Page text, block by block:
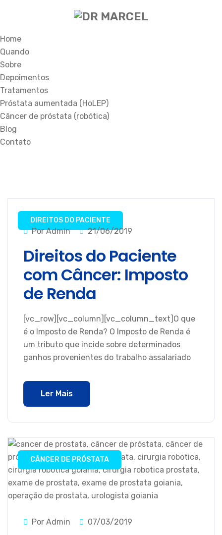
Home
Quando
Sobre
Depoimentos
Tratamentos
Próstata aumentada (HoLEP)
Câncer de próstata (robótica)
Blog
Contato
DIREITOS DO PACIENTE
Por Admin 21/06/2019
Direitos do Paciente
com Câncer: Imposto
de Renda
[vc_row][vc_column][vc_column_text]O que
é o Imposto de Renda? O Imposto de Renda é
um tributo que incide sobre determinados
ganhos provenientes do trabalho assalariado
Ler Mais
CÂNCER DE PRÓSTATA
Por Admin 07/03/2019